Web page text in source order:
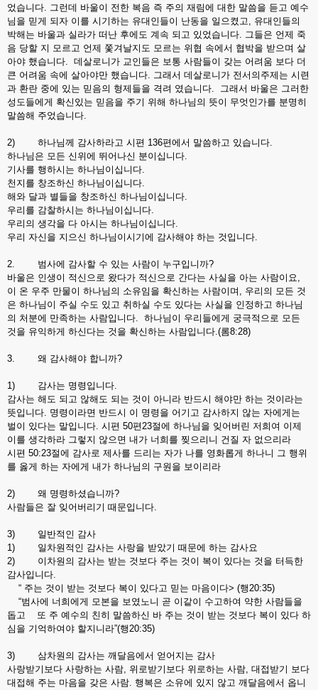
었습니다. 그런데 바울이 전한 복음 즉 주의 재림에 대한 말씀을 듣고 예수
님을 믿게 되자 이를 시기하는 유대인들이 난동을 일으켰고, 유대인들의
박해는 바울과 실라가 떠난 후에도 계속 되고 있었습니다. 그들은 언제 죽
음 당할 지 모르고 언제 쫓겨날지도 모르는 위협 속에서 협박을 받으며 살
아야 했습니다. 데살로니가 교인들은 보통 사람들이 갖는 어려움 보다 더
큰 어려움 속에 살아야만 했습니다. 그래서 데살로니가 전서의주제는 시련
과 환란 중에 있는 믿음의 형제들을 격려 였습니다. 그래서 바울은 그러한
성도들에게 확신있는 믿음을 주기 위해 하나님의 뜻이 무엇인가를 분명히
말씀해 주었습니다.
2) 하나님께 감사하라고 시편 136편에서 말씀하고 있습니다.
하나님은 모든 신위에 뛰어나신 분이십니다.
기사를 행하시는 하나님이십니다.
천지를 창조하신 하나님이십니다.
해와 달과 별들을 창조하신 하나님이십니다.
우리를 감찰하시는 하나님이십니다.
우리의 생각을 다 아시는 하나님이십니다.
우리 자신을 지으신 하나님이시기에 감사해야 하는 것입니다.
2. 범사에 감사할 수 있는 사람이 누구입니까?
바울은 인생이 적신으로 왔다가 적신으로 간다는 사실을 아는 사람이요,
이 온 우주 만물이 하나님의 소유임을 확신하는 사람이며, 우리의 모든 것
은 하나님이 주실 수도 있고 취하실 수도 있다는 사실을 인정하고 하나님
의 처분에 만족하는 사람입니다. 하나님이 우리들에게 궁극적으로 모든
것을 유익하게 하신다는 것을 확신하는 사람입니다.(롬8:28)
3. 왜 감사해야 합니까?
1) 감사는 명령입니다.
감사는 해도 되고 않해도 되는 것이 아니라 반드시 해야만 하는 것이라는
뜻입니다. 명령이라면 반드시 이 명령을 어기고 감사하지 않는 자에게는
벌이 있다는 말입니다. 시편 50편23절에 하나님을 잊어버린 저희여 이제
이를 생각하라 그렇지 않으면 내가 너희를 찢으리니 건질 자 없으리라
시편 50:23절에 감사로 제사를 드리는 자가 나를 영화롭게 하나니 그 행위
를 옳게 하는 자에게 내가 하나님의 구원을 보이리라
2) 왜 명령하셨습니까?
사람들은 잘 잊어버리기 때문입니다.
3) 일반적인 감사
1) 일차원적인 감사는 사랑을 받았기 때문에 하는 감사요
2) 이차원의 감사는 받는 것보다 주는 것이 복이 있다는 것을 터득한
감사입니다.
“ 주는 것이 받는 것보다 복이 있다고 믿는 마음이다> (행20:35)
“범사에 너희에게 모본을 보였노니 곧 이같이 수고하여 약한 사람들을
돕고 또 주 예수의 친히 말씀하신 바 주는 것이 받는 것보다 복이 있다 하
심을 기억하여야 할지니라”(행20:35)
3) 삼차원의 감사는 깨달음에서 얻어지는 감사
사랑받기보다 사랑하는 사람, 위로받기보다 위로하는 사람, 대접받기 보다
대접해 주는 마음을 갖은 사람. 행복은 소유에 있지 않고 깨달음에서 옵니